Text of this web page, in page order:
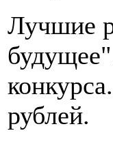
Лучшие
рублей.